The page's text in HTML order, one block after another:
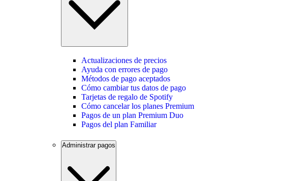
Actualizaciones de precios
Ayuda con errores de pago
Métodos de pago aceptados
Cómo cambiar tus datos de pago
Tarjetas de regalo de Spotify
Cómo cancelar los planes Premium
Pagos de un plan Premium Duo
Pagos del plan Familiar
Administrar pagos